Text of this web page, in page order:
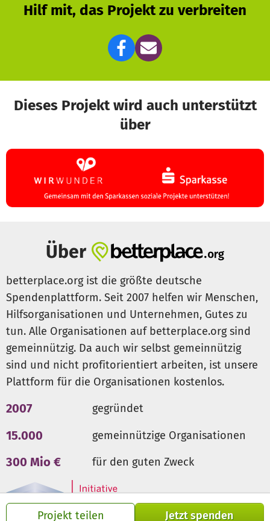
Projekt teilen Jetzt spenden
Hilf mit, das Projekt zu verbreiten
Dieses Projekt wird auch unterstützt
über
Über
betterplace.org ist die größte deutsche
Spendenplattform. Seit 2007 helfen wir Menschen,
Hilfsorganisationen und Unternehmen, Gutes zu
tun. Alle Organisationen auf betterplace.org sind
gemeinnützig. Da auch wir selbst gemeinnützig
sind und nicht profitorientiert arbeiten, ist unsere
Plattform für die Organisationen kostenlos.
2007 gegründet
15.000 gemeinnützige Organisationen
300 Mio € für den guten Zweck